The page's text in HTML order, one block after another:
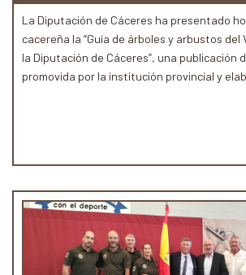
La Diputación de Cáceres ha presentado
cacereña la “Guía de árboles y arbustos del
la Diputación de Cáceres”, una publicación
promovida por la institución provincial y